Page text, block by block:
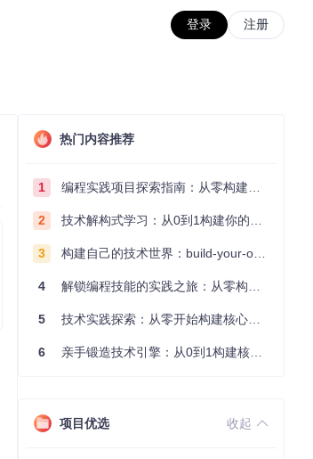
登录 注册
热门内容推荐
1 编程实践项目探索指南：从零构建技术能力体系
2 技术解构式学习：从0到1构建你的编程知识体系
3 构建自己的技术世界：build-your-own-x项目的实践探索指南
4 解锁编程技能的实践之旅：从零构建你的技术世界
5 技术实践探索：从零开始构建核心系统的实践指南
6 亲手锻造技术引擎：从0到1构建核心系统的实践指南
项目优选 收起